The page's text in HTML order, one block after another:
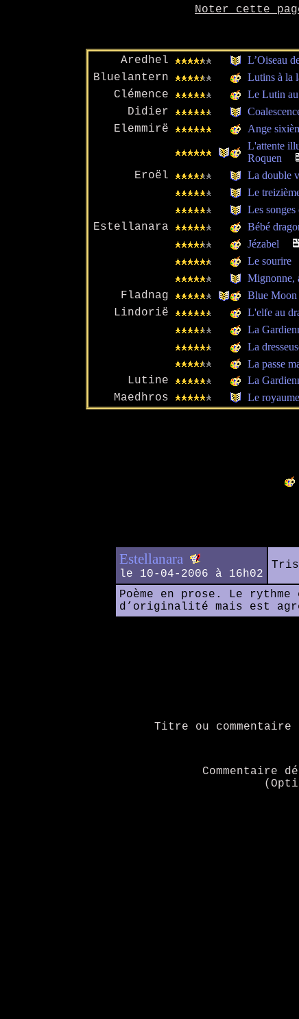
Noter cette
Aredhel L’Oiseau
Bluelantern Lutins à la
Clémence Le Lutin
Didier
Elemmirë
Ange
L'attente
Roquen
Eroël
La double
Le
Les songes
Estellanara
Bébé
Jézabel
Le sourire
Mignonne,
Fladnag Blue Moon
Lindorië
L'elfe au
La
La
La passe
Lutine La
Maedhros Le
Estellanara
le 10-04-2006 à 16h02
Poème en prose. Le
d’originalité mais est
Titre ou commentaire
Commentaire